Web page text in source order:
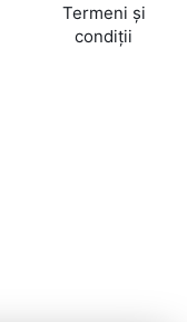
Termeni și
condiții